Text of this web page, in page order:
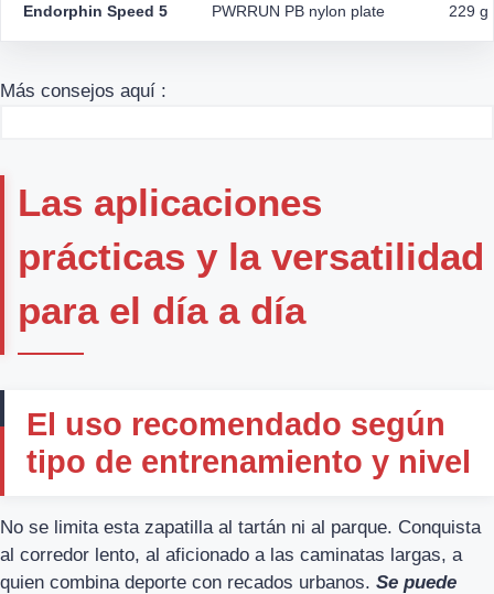
Endorphin Speed 5 PWRRUN PB nylon plate 229 g
Más consejos aquí :
Las aplicaciones
prácticas y la versatilidad
para el día a día
El uso recomendado según
tipo de entrenamiento y nivel
No se limita esta zapatilla al tartán ni al parque. Conquista
al corredor lento, al aficionado a las caminatas largas, a
quien combina deporte con recados urbanos. Se puede